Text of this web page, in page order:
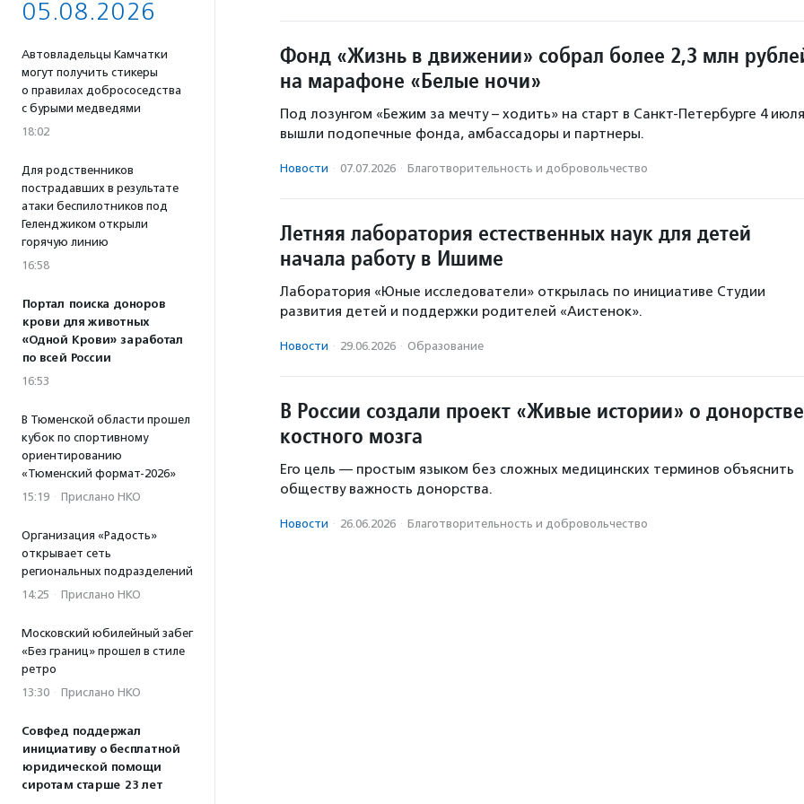
05.08.2026
Автовладельцы Камчатки
могут получить стикеры
о правилах добрососедства
с бурыми медведями
18:02
Для родственников
пострадавших в результате
атаки беспилотников под
Геленджиком открыли
горячую линию
16:58
Портал поиска доноров
крови для животных
«Одной Крови» заработал
по всей России
16:53
В Тюменской области прошел
кубок по спортивному
ориентированию
«Тюменский формат-2026»
15:19 · Прислано НКО
Организация «Радость»
открывает сеть
региональных подразделений
14:25 · Прислано НКО
Московский юбилейный забег
«Без границ» прошел в стиле
ретро
13:30 · Прислано НКО
Совфед поддержал
инициативу о бесплатной
юридической помощи
сиротам старше 23 лет
Фонд «Жизнь в движении» собрал более 2,3 млн
на марафоне «Белые ночи»
Под лозунгом «Бежим за мечту – ходить» на старт в Санкт-Петербурге 4 июля
вышли подопечные фонда, амбассадоры и партнеры.
Новости · 07.07.2026 · Благотвори­тель­ность и доброволь­чест­во
Летняя лаборатория естественных наук для детей
начала работу в Ишиме
Лаборатория «Юные исследователи» открылась по инициативе Студии
развития детей и поддержки родителей «Аистенок».
Новости · 29.06.2026 · Образование
В России создали проект «Живые истории» о донорстве
костного мозга
Его цель — простым языком без сложных медицинских терминов объяснить
обществу важность донорства.
Новости · 26.06.2026 · Благотвори­тель­ность и доброволь­чест­во